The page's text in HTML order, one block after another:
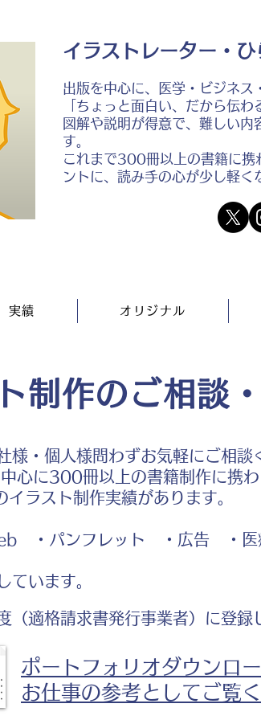
イラストレーター・ひ
出版を中心に、医学・ビジネス
「ちょっと面白い、だから伝わ
図解や説明が得意で、難しい内
す。
これまで300冊以上の書籍に携
ントに、読み手の心が少し軽く
実績 オリジナル
制作のご相談
・個人様問わずお気軽にご相談
に300冊以上の書籍制作に携わ
ラスト制作実績があります。
・パンフレット ・広告 ・医
います。
適格請求書発行事業者）に登録
ポートフォリオダウンロ
お仕事の参考としてご覧く